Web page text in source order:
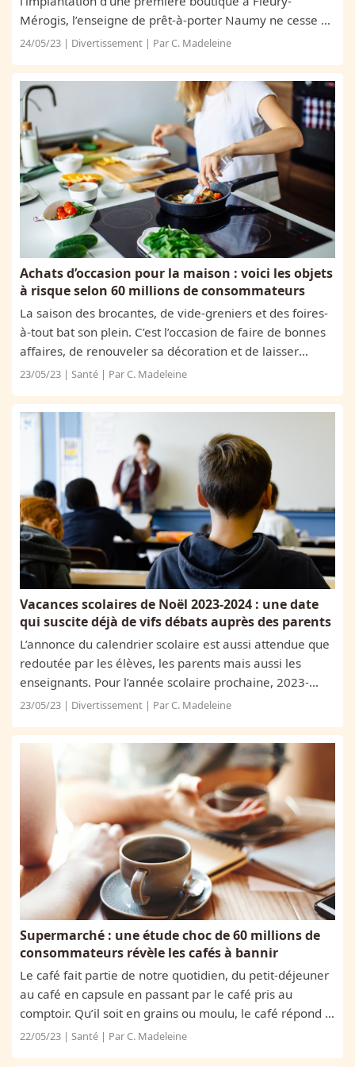
Mérogis, l’enseigne de prêt-à-porter Naumy ne cesse de
se développer. Le projet est ambitieux et les objectifs
24/05/23 | Divertissement | Par C. Madeleine
Achats d’occasion pour la maison : voici les objets
à risque selon 60 millions de consommateurs
La saison des brocantes, de vide-greniers et des foires-
à-tout bat son plein. C’est l’occasion de faire de bonnes
affaires, de renouveler sa décoration et de laisser
s’exprimer son goût du vintage et des objets remplis
23/05/23 | Santé | Par C. Madeleine
Vacances scolaires de Noël 2023-2024 : une date
qui suscite déjà de vifs débats auprès des parents
L’annonce du calendrier scolaire est aussi attendue que
redoutée par les élèves, les parents mais aussi les
enseignants. Pour l’année scolaire prochaine, 2023-
2024, ce sont les dates des vacances de Noël qui sont
23/05/23 | Divertissement | Par C. Madeleine
Supermarché : une étude choc de 60 millions de
consommateurs révèle les cafés à bannir
Le café fait partie de notre quotidien, du petit-déjeuner
au café en capsule en passant par le café pris au
comptoir. Qu’il soit en grains ou moulu, le café répond à
des normes de fabrication, qui, normalement,
22/05/23 | Santé | Par C. Madeleine